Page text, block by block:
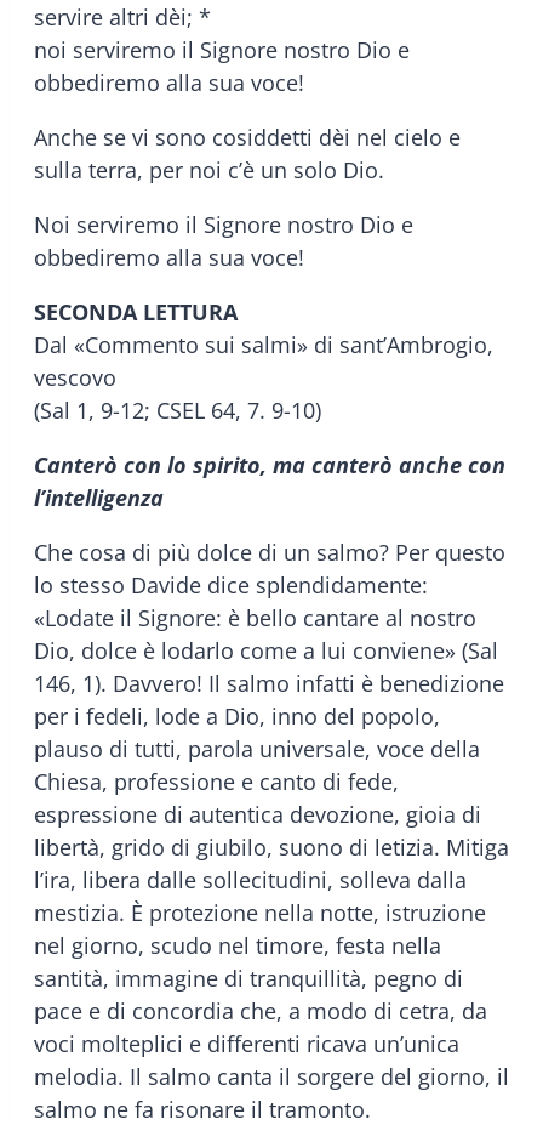
servire altri dèi; *
noi serviremo il Signore nostro Dio e
obbediremo alla sua voce!
Anche se vi sono cosiddetti dèi nel cielo e
sulla terra, per noi c’è un solo Dio.
Noi serviremo il Signore nostro Dio e
obbediremo alla sua voce!
SECONDA LETTURA
Dal «Commento sui salmi» di sant’Ambrogio,
vescovo
(Sal 1, 9-12; CSEL 64, 7. 9-10)
Canterò con lo spirito, ma canterò anche con
l’intelligenza
Che cosa di più dolce di un salmo? Per questo
lo stesso Davide dice splendidamente:
«Lodate il Signore: è bello cantare al nostro
Dio, dolce è lodarlo come a lui conviene» (Sal
146, 1). Davvero! Il salmo infatti è benedizione
per i fedeli, lode a Dio, inno del popolo,
plauso di tutti, parola universale, voce della
Chiesa, professione e canto di fede,
espressione di autentica devozione, gioia di
libertà, grido di giubilo, suono di letizia. Mitiga
l’ira, libera dalle sollecitudini, solleva dalla
mestizia. È protezione nella notte, istruzione
nel giorno, scudo nel timore, festa nella
santità, immagine di tranquillità, pegno di
pace e di concordia che, a modo di cetra, da
voci molteplici e differenti ricava un’unica
melodia. Il salmo canta il sorgere del giorno, il
salmo ne fa risonare il tramonto.